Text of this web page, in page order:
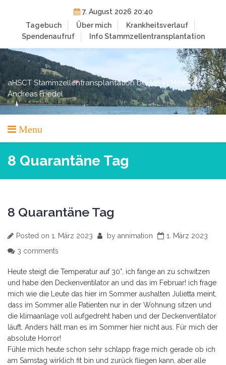
7. August 2026 20:40
Tagebuch
Über mich
Krankheitsverlauf
Spendenaufruf
Info Stammzellentransplantation
aHSCT Stammzellentransplantation bei MS in Mexico |
Andreas Friedel
Menu
8 Quarantäne Tag
8 Quarantäne Tag
Posted on 1. März 2023 by annimation
1. März 2023
3 comments
Heute steigt die Temperatur auf 30°, ich fange an zu schwitzen
und habe den Deckenventilator an und das im Februar! ich frage
mich wie die Leute das hier im Sommer aushalten Julietta meint,
dass im Sommer alle Patienten nur in der Wohnung sitzen und
die klimaanlage voll aufgedreht haben und der Deckenventilator
läuft. Anders hält man es im Sommer hier nicht aus. Für mich der
absolute Horror!
Fühle mich heute schon sehr schlapp frage mich gerade ob ich
am Samstag wirklich fit bin und zurück fliegen kann, aber alle